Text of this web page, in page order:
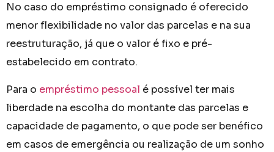
No caso do empréstimo consignado é oferecido
menor flexibilidade no valor das parcelas e na sua
reestruturação, já que o valor é fixo e pré-
estabelecido em contrato.
Para o empréstimo pessoal é possível ter mais
liberdade na escolha do montante das parcelas e
capacidade de pagamento, o que pode ser benéfico
em casos de emergência ou realização de um sonho